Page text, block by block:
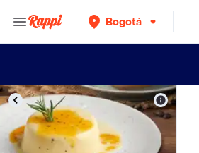
Bogotá